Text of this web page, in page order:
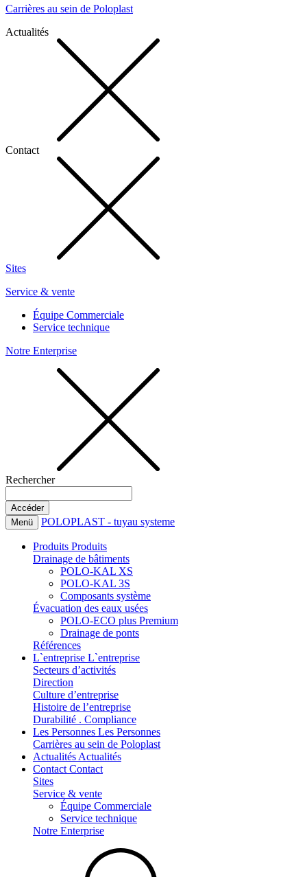
Carrières au sein de Poloplast
Actualités
Contact
Sites
Service & vente
Équipe Commerciale
Service technique
Notre Enterprise
Rechercher
Menü POLOPLAST - tuyau systeme
Produits Produits
Drainage de bâtiments
POLO-KAL XS
POLO-KAL 3S
Composants système
Évacuation des eaux usées
POLO-ECO plus Premium
Drainage de ponts
Références
L`entreprise L`entreprise
Secteurs d’activités
Direction
Culture d’entreprise
Histoire de l’entreprise
Durabilité . Compliance
Les Personnes Les Personnes
Carrières au sein de Poloplast
Actualités Actualités
Contact Contact
Sites
Service & vente
Équipe Commerciale
Service technique
Notre Enterprise